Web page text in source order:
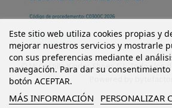
Este sitio web utiliza cookies propias y
mejorar nuestros servicios y mostrarle
con sus preferencias mediante el
navegación. Para dar su
botón ACEPTAR.
MÁS INFORMACIÓN PERSONALIZAR
© Mi Castillo Kinder Shoes S.L. Todos los